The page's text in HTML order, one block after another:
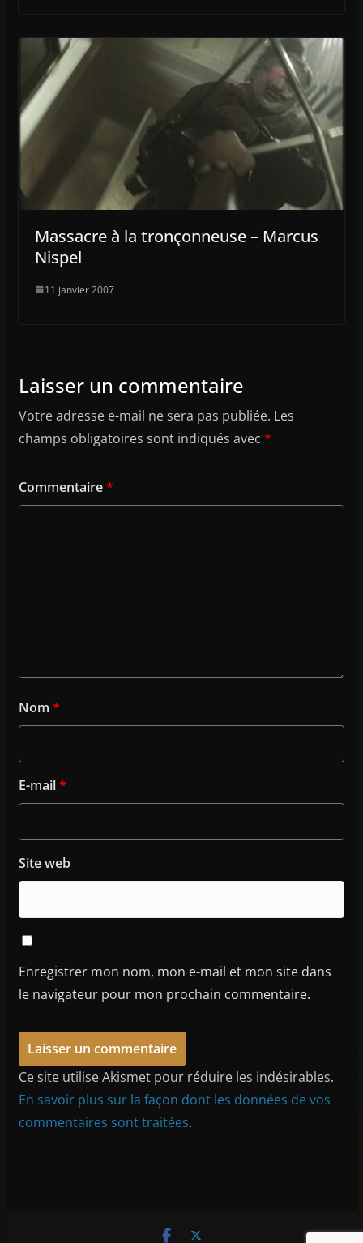
Massacre à la tronçonneuse – Marcus
Nispel
11 janvier 2007
Laisser un commentaire
Votre adresse e-mail ne sera pas publiée. Les
champs obligatoires sont indiqués avec *
Commentaire*
Nom *
E-mail*
Site web
Enregistrer mon nom, mon e-mail et mon site dans
le navigateur pour mon prochain commentaire.
Ce site utilise Akismet pour réduire les indésirables.
En savoir plus sur la façon dont les données de vos
commentaires sont traitées.